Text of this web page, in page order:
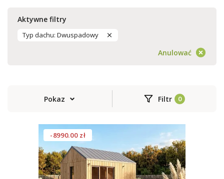
Aktywne filtry
Typ dachu: Dwuspadowy
Anulować
Pokaz Filtr
-8990.00 zł